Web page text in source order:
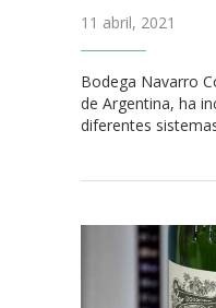
11 abril, 2021
Bodega Navarro
de Argentina, ha
diferentes